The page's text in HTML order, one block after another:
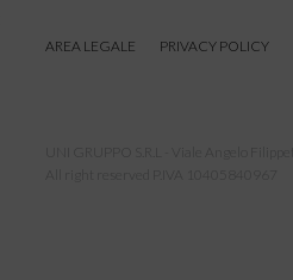
AREA LEGALE PRIVACY POLICY